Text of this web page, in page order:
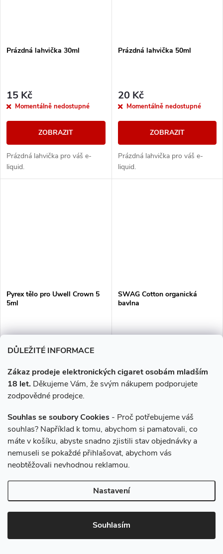
DŮLEŽITÉ INFORMACE
Zákaz prodeje elektronických cigaret osobám mladším
18 let. Děkujeme Vám, že svým nákupem podporujete
zodpovědné prodejce.
Souhlas se soubory Cookies - Proč potřebujeme váš
souhlas? Například k tomu, abychom si pamatovali, co
máte v košíku, abyste snadno zjistili stav objednávky a
nemuseli se pokaždé přihlašovat, abychom vás
neobtěžovali nevhodnou reklamou.
Nastavení
Souhlasím
Prázdná lahvička 30ml
15 Kč
Momentálně nedostupné
ZOBRAZIT
Prázdná lahvička pro váš e-
liquid.
Prázdná lahvička 50ml
20 Kč
Momentálně nedostupné
ZOBRAZIT
Prázdná lahvička pro váš e-
liquid.
Pyrex tělo pro Uwell Crown 5
5ml
99 Kč
Momentálně nedostupné
ZOBRAZIT
Pyrex tělo pro Uwell Crown 5
SWAG Cotton organická
bavlna
119 Kč
ZOBRAZIT
pro vaping. Obsahuje 100%
organickou bavlnu s perfektní
odolností vůči vysokým
teplotám.